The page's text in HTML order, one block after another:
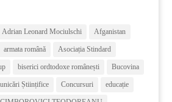
Adrian Leonard Mociulschi Afganistan
armata română Asociația Stindard
biserici ordtodoxe românești Bucovina
Științifice Concursuri educație